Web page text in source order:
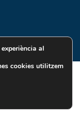
al
cookies utilitzem